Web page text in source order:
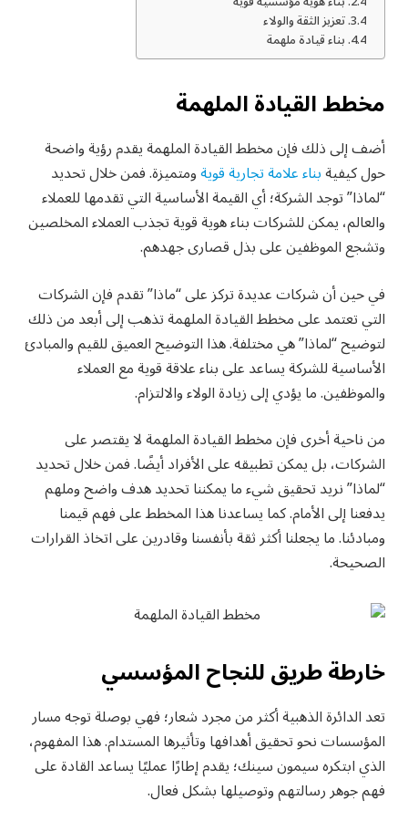
تعزيز الثقة والولاء
بناء قيادة ملهمة
مخطط القيادة الملهمة
أضف إلى ذلك فإن مخطط القيادة الملهمة يقدم رؤية واضحة
حول كيفيةبناء علامة تجارية قويةومتميزة. فمن خلال تحديد
“لماذا” توجد الشركة؛ أي القيمة الأساسية التي تقدمها للعملاء
والعالم، يمكن للشركات بناء هوية قوية تجذب العملاء المخلصين
وتشجع الموظفين على بذل قصارى جهدهم.
في حين أن شركات عديدة تركز على “ماذا” تقدم فإن الشركات
التي تعتمد على مخطط القيادة الملهمة تذهب إلى أبعد من ذلك
لتوضيح “لماذا” هي مختلفة. هذا التوضيح العميق للقيم والمبادئ
الأساسية للشركة يساعد على بناء علاقة قوية مع العملاء
والموظفين. ما يؤدي إلى زيادة الولاء والالتزام.
من ناحية أخرى فإن مخطط القيادة الملهمة لا يقتصر على
الشركات، بل يمكن تطبيقه على الأفراد أيضًا. فمن خلال تحديد
“لماذا” نريد تحقيق شيء ما يمكننا تحديد هدف واضح وملهم
يدفعنا إلى الأمام. كما يساعدنا هذا المخطط على فهم قيمنا
ومبادئنا. ما يجعلنا أكثر ثقة بأنفسنا وقادرين على اتخاذ القرارات
الصحيحة.
خارطة طريق للنجاح المؤسسي
تعد الدائرة الذهبية أكثر من مجرد شعار؛ فهي بوصلة توجه مسار
المؤسسات نحو تحقيق أهدافها وتأثيرها المستدام. هذا المفهوم،
الذي ابتكره سيمون سينك؛ يقدم إطارًا عمليًا يساعد القادة على
فهم جوهر رسالتهم وتوصيلها بشكل فعال.